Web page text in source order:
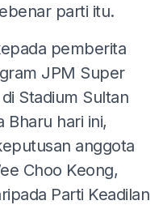
parti itu.
pemberita
JPM Super
Stadium Sultan
Bharu hari ini,
anggota
Choo Keong,
Parti Keadilan